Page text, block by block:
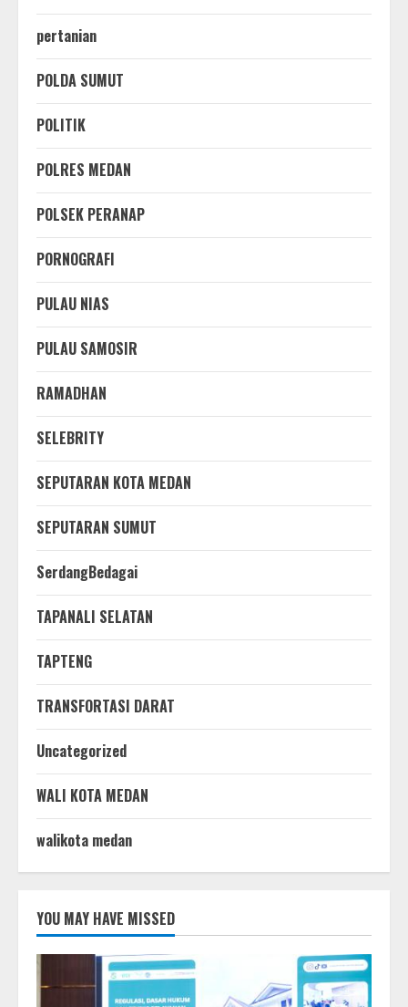
pertanian
POLDA SUMUT
POLITIK
POLRES MEDAN
POLSEK PERANAP
PORNOGRAFI
PULAU NIAS
PULAU SAMOSIR
RAMADHAN
SELEBRITY
SEPUTARAN KOTA MEDAN
SEPUTARAN SUMUT
SerdangBedagai
TAPANALI SELATAN
TAPTENG
TRANSFORTASI DARAT
Uncategorized
WALI KOTA MEDAN
walikota medan
YOU MAY HAVE MISSED